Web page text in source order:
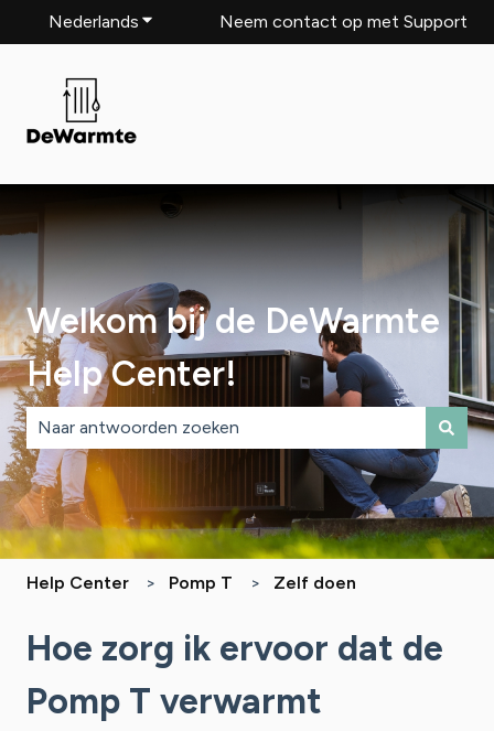
Nederlands Submenu tonen voor vertalingen
Neem contact op met Support
Welkom bij de DeWarmte
Help Center!
Er zijn geen suggesties want het zoekveld is leeg.
Help Center Pomp T Zelf doen
Hoe zorg ik ervoor dat de
Pomp T verwarmt